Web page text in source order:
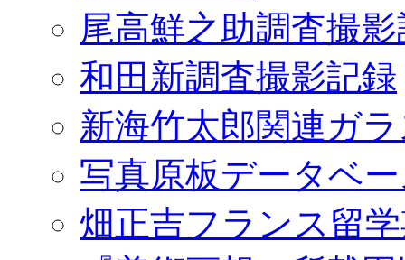
尾高鮮之助調査撮
和田新調査撮影記録
新海竹太郎関連ガ
写真原板データベ
畑正吉フランス留